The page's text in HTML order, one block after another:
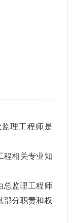
监理工程师是
程相关专业知
总监理工程师
部分职责和权